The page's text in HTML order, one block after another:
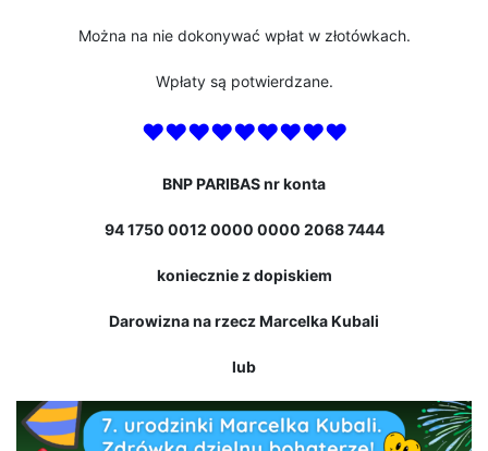
Można na nie dokonywać wpłat w złotówkach.
Wpłaty są potwierdzane.
♥♥♥♥♥♥♥♥♥
BNP PARIBAS nr konta
94 1750 0012 0000 0000 2068 7444
koniecznie z dopiskiem
Darowizna na rzecz Marcelka Kubali
lub